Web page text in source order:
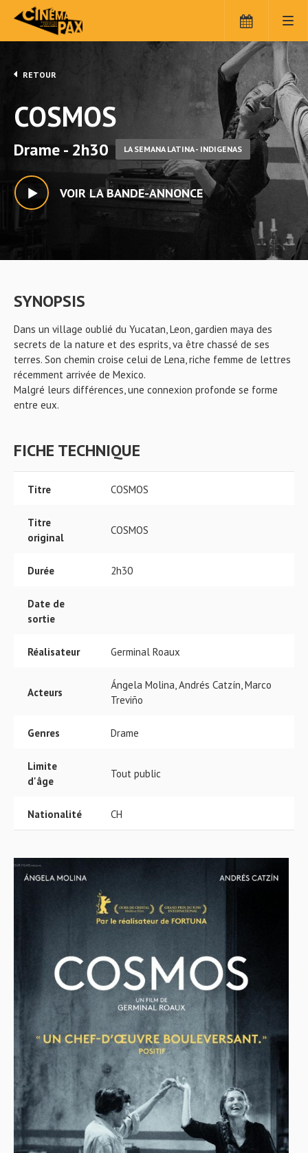
RETOUR
COSMOS
Drame - 2h30 LA SEMANA LATINA - INDIGENAS
VOIR LA BANDE-ANNONCE
SYNOPSIS
Dans un village oublié du Yucatan, Leon, gardien maya des
secrets de la nature et des esprits, va être chassé de ses
terres. Son chemin croise celui de Lena, riche femme de lettres
récemment arrivée de Mexico.
Malgré leurs différences, une connexion profonde se forme
entre eux.
FICHE TECHNIQUE
Titre COSMOS
Titre
original
COSMOS
Durée 2h30
Date de
sortie
Réalisateur Germinal Roaux
Acteurs
Ángela Molina, Andrés Catzín, Marco
Treviño
Genres Drame
Limite
d'âge
Tout public
Nationalité CH